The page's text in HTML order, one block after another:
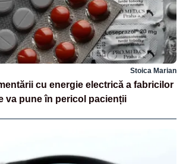
Stoica Marian
cu energie electrică a fabricilor
va pune în pericol pacienții